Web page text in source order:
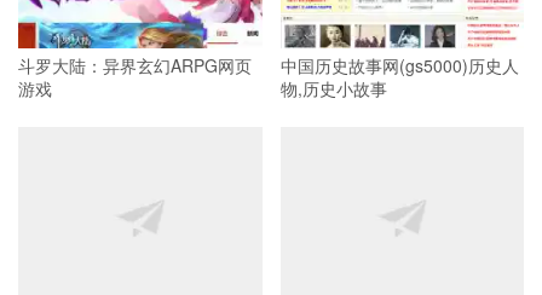
斗罗大陆：异界玄幻ARPG网页
游戏
中国历史故事网(gs5000)历史人
物,历史小故事